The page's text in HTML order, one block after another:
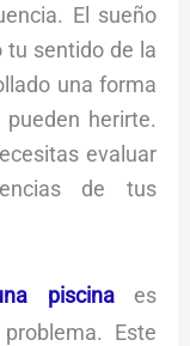
El sueño
tu sentido de la
una forma
herirte.
evaluar
de tus
piscinaes
Este